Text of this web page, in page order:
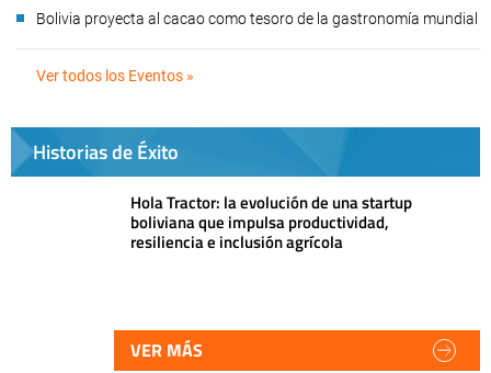
Bolivia proyecta al cacao como tesoro de la gastronomía mundial
Ver todos los Eventos »
Historias de Éxito
Hola Tractor: la evolución de una startup
boliviana que impulsa productividad,
resiliencia e inclusión agrícola
VER MÁS